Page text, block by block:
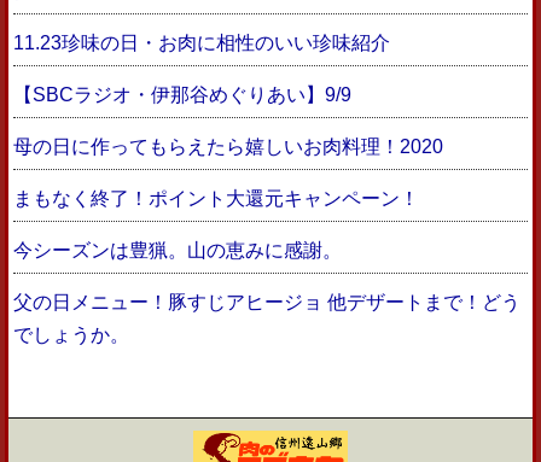
11.23珍味の日・お肉に相性のいい珍味紹介
【SBCラジオ・伊那谷めぐりあい】9/9
母の日に作ってもらえたら嬉しいお肉料理！2020
まもなく終了！ポイント大還元キャンペーン！
今シーズンは豊猟。山の恵みに感謝。
父の日メニュー！豚すじアヒージョ 他デザートまで！どう
でしょうか。